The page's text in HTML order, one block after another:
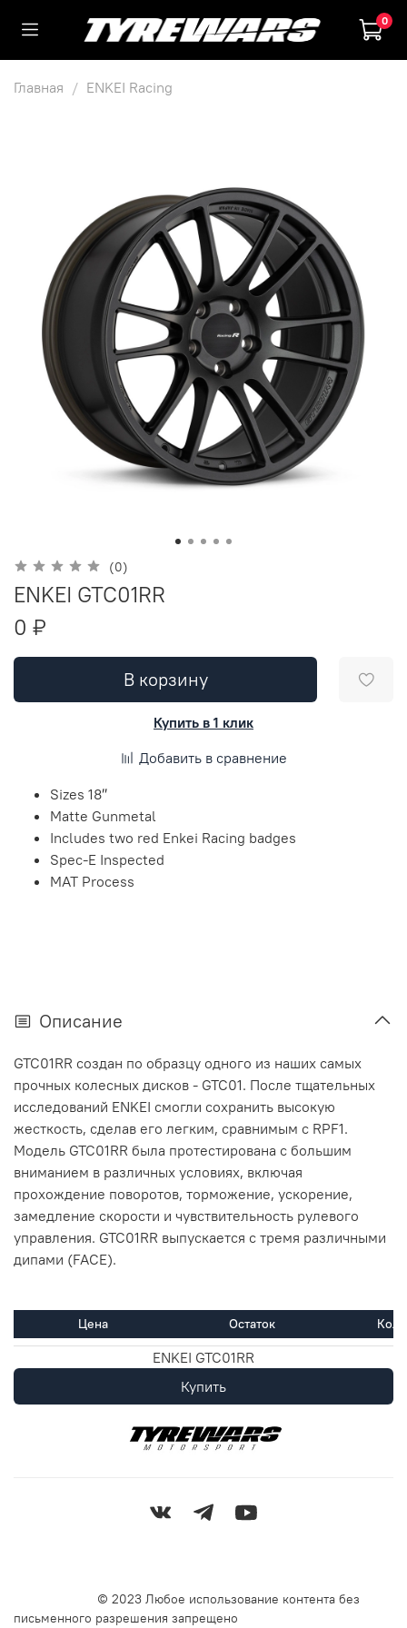
0
Главная ENKEI Racing
(0)
ENKEI GTC01RR
0 ₽
В корзину
Купить в 1 клик
Добавить в сравнение
Sizes 18″
Matte Gunmetal
Includes two red Enkei Racing badges
Spec-E Inspected
MAT Process
Описание
GTC01RR создан по образцу одного из наших самых
прочных колесных дисков - GTC01. После тщательных
исследований ENKEI смогли сохранить высокую
жесткость, сделав его легким, сравнимым с RPF1.
Модель GTC01RR была протестирована с большим
вниманием в различных условиях, включая
прохождение поворотов, торможение, ускорение,
замедление скорости и чувствительность рулевого
управления. GTC01RR выпускается с тремя различными
дипами (FACE).
Цена Остаток
ENKEI GTC01RR
Купить
© 2023 Любое использование контента без
письменного разрешения запрещено